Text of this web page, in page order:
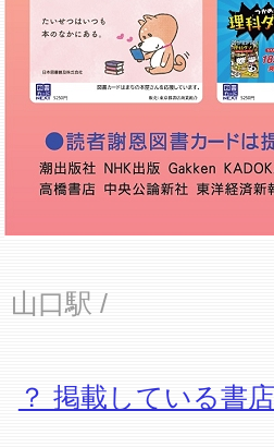
山口駅 /
？ 掲載している書